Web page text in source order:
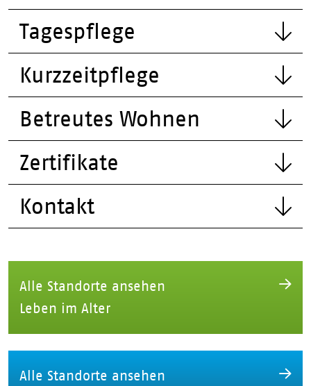
Tagespflege
Kurzzeitpflege
Betreutes Wohnen
Zertifikate
Kontakt
Alle Standorte ansehen
Leben im Alter
Alle Standorte ansehen